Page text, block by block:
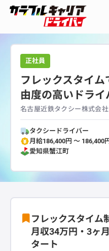
正社員
フレックスタイ
由度の高いドライ
名古屋近鉄タクシー株式会社
タクシードライバー
月給186,400円 〜 186,400
愛知県蟹江町
フレックスタイム
月収34万円・3ヶ
タート